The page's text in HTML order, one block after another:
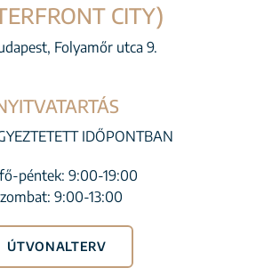
CITY)
Folyamőr utca 9.
IDŐPONTBAN
péntek: 9:00-19:00
9:00-13:00
ÚTVONALTERV